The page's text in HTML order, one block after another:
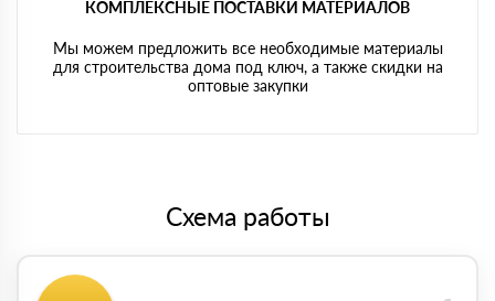
КОМПЛЕКСНЫЕ ПОСТАВКИ МАТЕРИАЛОВ
Мы можем предложить все необходимые материалы
для строительства дома под ключ, а также скидки на
оптовые закупки
Схема работы